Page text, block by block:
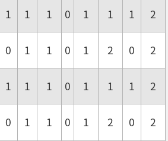
1 1 1 0 1 1 1
2
0 1 1 0 1 2 0
2
1 1 1 0 1 1 1
2
0 1 1 0 1 2 0
2